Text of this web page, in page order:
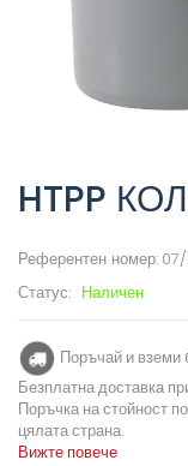
HTPP
Референтен номер:
Статус: Наличен
Поръчай и вземи
Безплатна доставка
Поръчка на стойност
цялата страна.
Вижте повече